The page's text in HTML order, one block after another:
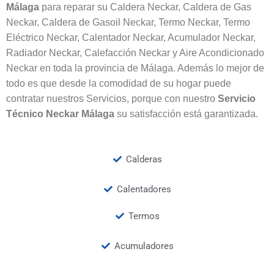
Málaga para reparar su Caldera Neckar, Caldera de Gas
Neckar, Caldera de Gasoil Neckar, Termo Neckar, Termo
Eléctrico Neckar, Calentador Neckar, Acumulador Neckar,
Radiador Neckar, Calefacción Neckar y Aire Acondicionado
Neckar en toda la provincia de Málaga. Además lo mejor de
todo es que desde la comodidad de su hogar puede
contratar nuestros Servicios, porque con nuestro Servicio
Técnico Neckar Málaga su satisfacción está garantizada.
Calderas
Calentadores
Termos
Acumuladores